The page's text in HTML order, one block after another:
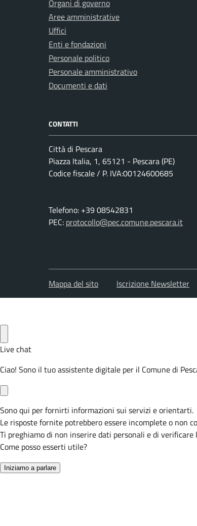
Organi di governo
Aree amministrative
Uffici
Enti e fondazioni
Personale politico
Personale amministrativo
Documenti e dati
CONTATTI
Città di Pescara
Piazza Italia, 1, 65121 - Pescara (PE)
Codice fiscale / P. IVA:00124600685
Telefono: +39 08542831
PEC: protocollo@pec.comune.pescara.it
Mappa del sito Iscrizione Newsletter